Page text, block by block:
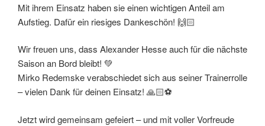
Mit ihrem Einsatz haben sie einen wichtigen Anteil am
Aufstieg. Dafür ein riesiges Dankeschön! 🙌🏻
Wir freuen uns, dass Alexander Hesse auch für die nächste
Saison an Bord bleibt! 💚
Mirko Redemske verabschiedet sich aus seiner Trainerrolle
– vielen Dank für deinen Einsatz! 🙏🏻⚽
Jetzt wird gemeinsam gefeiert – und mit voller Vorfreude